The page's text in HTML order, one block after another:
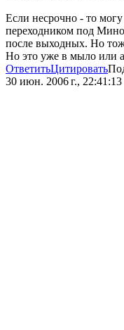
Если несрочно - то
переходником под
после выходных. Но
Но это уже в мыло или
ОтветитьЦитировать
30 июн. 2006 г., 22:41:13